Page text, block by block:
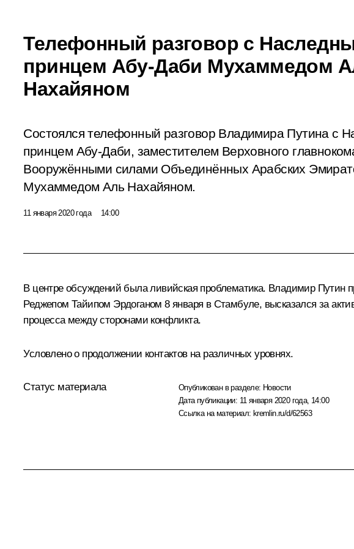
Телефонный разговор с
принцем Абу-Даби Мухаммедом
Нахайяном
Состоялся телефонный разговор Владимира Путина с
принцем Абу-Даби, заместителем Верховного
Вооружёнными силами Объединённых Арабских
Мухаммедом Аль Нахайяном.
11 января 2020 года 14:00
В центре обсуждений была ливийская проблематика. Владимир Путин
Реджепом Тайипом Эрдоганом 8 января в Стамбуле, высказался за
процесса между сторонами конфликта.
Условлено о продолжении контактов на различных уровнях.
Статус материала Опубликован в разделе: Новости
Дата публикации: 11 января 2020 года, 14:00
Ссылка на материал: kremlin.ru/d/62563